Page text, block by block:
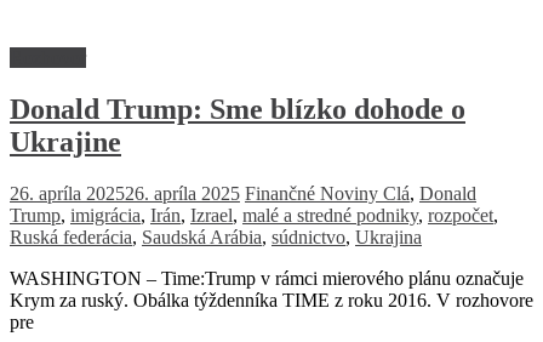
Donald Trump: Sme blízko dohode o
Ukrajine
26. apríla 202526. apríla 2025 Finančné Noviny Clá, Donald
Trump, imigrácia, Irán, Izrael, malé a stredné podniky, rozpočet,
Ruská federácia, Saudská Arábia, súdnictvo, Ukrajina
WASHINGTON – Time:Trump v rámci mierového plánu označuje
Krym za ruský. Obálka týždenníka TIME z roku 2016. V rozhovore
pre